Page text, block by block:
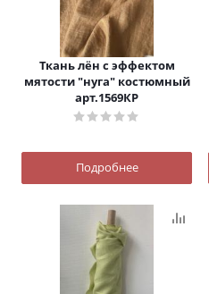
Ткань лён с эффектом
мятости "нуга" костюмный
арт.1569КР
Подробнее